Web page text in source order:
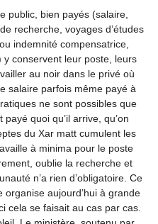
public, bien payés (salaire,
recherche, voyages d’études
indemnité compensatrice,
conservent leur poste, leurs
au noir dans le privé où
salaire parfois même payé à
ne sont possibles que
quoi qu’il arrive, qu’on
du Xar matt cumulent les
à minima pour le poste
oublie la recherche et
n’a rien d’obligatoire. Ce
aujourd’hui à grande
cela se faisait au cas par cas.